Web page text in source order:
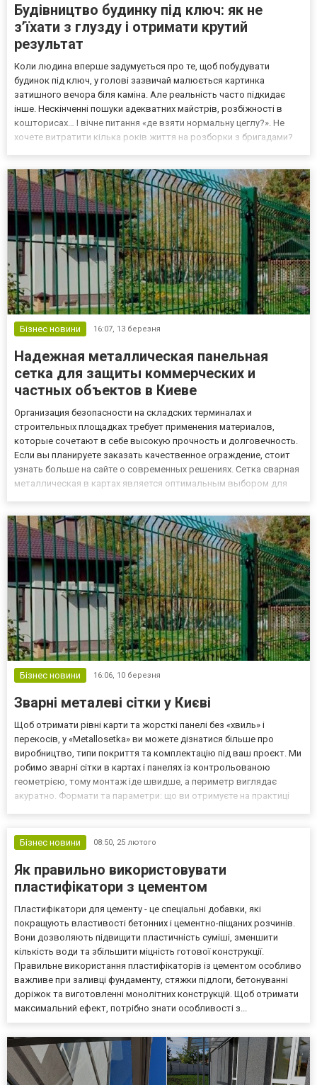
Будівництво будинку під ключ: як не
з’їхати з глузду і отримати крутий
результат
Коли людина вперше задумується про те, щоб побудувати
будинок під ключ, у голові зазвичай малюється картинка
затишного вечора біля каміна. Але реальність часто підкидає
інше. Нескінченні пошуки адекватних майстрів, розбіжності в
кошторисах… І вічне питання «де взяти нормальну цеглу?». Не
хочете витратити кілька років життя на розборки з бригадами?
Бізнес новини 16:07, 13 березня
Надежная металлическая панельная
сетка для защиты коммерческих и
частных объектов в Киеве
Организация безопасности на складских терминалах и
строительных площадках требует применения материалов,
которые сочетают в себе высокую прочность и долговечность.
Если вы планируете заказать качественное ограждение, стоит
узнать больше на сайте о современных решениях. Сетка сварная
металлическая в картах является оптимальным выбором для
значительные ме...
Бізнес новини 16:06, 10 березня
Зварні металеві сітки у Києві
Щоб отримати рівні карти та жорсткі панелі без «хвиль» і
перекосів, у «Metallosetka» ви можете дізнатися більше про
виробництво, типи покриття та комплектацію під ваш проєкт. Ми
робимо зварні сітки в картах і панелях із контрольованою
геометрією, тому монтаж іде швидше, а периметр виглядає
акуратно. Формати та параметри: що ви отримуєте на практиці
Бізнес новини
08:50, 25 лютого
Як правильно використовувати
пластифікатори з цементом
Пластифікатори для цементу - це спеціальні добавки, які
покращують властивості бетонних і цементно-піщаних розчинів.
Вони дозволяють підвищити пластичність суміші, зменшити
кількість води та збільшити міцність готової конструкції.
Правильне використання пластифікаторів із цементом особливо
важливе при заливці фундаменту, стяжки підлоги, бетонуванні
доріжок та виготовленні монолітних конструкцій. Щоб отримати
максимальний ефект, потрібно знати особливості з...